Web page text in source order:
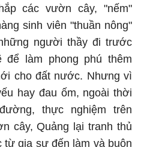
các vườn cây, "nếm"
sinh viên "thuần nông"
người thầy đi trước
để làm phong phú thêm
cho đất nước. Nhưng vì
hay đau ốm, ngoài thời
thực nghiệm trên
cây, Quảng lại tranh thủ
từ gia sư đến làm và buôn